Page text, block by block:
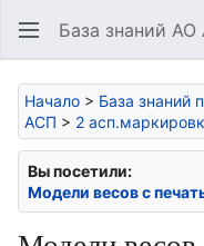
База знаний АО
Начало > База знаний
АСП > 2
Вы посетили:
Модели весов с